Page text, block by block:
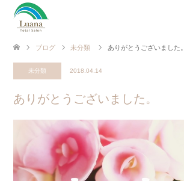
ブログ 未分類 ありがとうございました。
未分類 2018.04.14
ありがとうございました。